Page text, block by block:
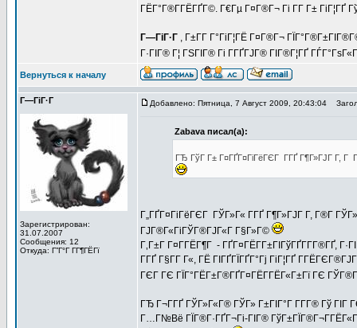
ГЁГ°Г®Г­ГЁГҐГ©. Г€Гµ Г¤Г®Г¬ Гі Г­Г Г± ГіГ¦ГҐ
Г—ГіГ·Г , Г±Г­Г Г°ГіГ¦ГЁ Г¤Г®Г¬
Г·ГІГ® Г¦ ГЅГІГ® Гі Г­ГҐГЈГ® ГІГ®Г¦ГҐ
Вернуться к началу
Г—ГіГ·Г
Зарегистрирован:
31.07.2007
Сообщения: 12
Откуда: Г”Г°Г Г­Г¶ГЁГї
Добавлено: Пятница, 7 Август 2009, 20:43:04
Zabava писал(а):
ГЂ ГўГ Г± Г¤ГҐГ¤ГіГёГЄГ Г­ГҐ Г¶Г»ГЈГ Г­, Г
Г„ГҐГ¤ГіГёГЄГ ГЎГ»Г« Г­ГҐ Г¶Г»ГЈГ Г­, Г®Г­
ГЈГ®Г«ГіГЎГ®ГЈГ«Г Г§Г»Г©
Г‚Г±Г Г¤Г­ГЁГ¶Г - ГҐГ¤ГЁГ­Г±ГІГўГҐГ­Г­Г®ГҐ,
Г­ГҐ Г§Г­Г Г«, ГЁ ГІГҐГЇГҐГ°Гј ГіГ¦ГҐ
ГЄГ ГЄ ГЇГ°ГЁГ±Г®ГҐГ¤ГЁГ­ГЁГ«Г±Гї ГЄ
ГЂ Г¬Г­ГҐ ГЎГ»Г«Г® ГЎГ» Г±ГІГ°Г Г­Г­Г® Гў ГІГ
Г…Г№Вё ГЇГ®Г·ГҐГ¬Гі-ГІГ®